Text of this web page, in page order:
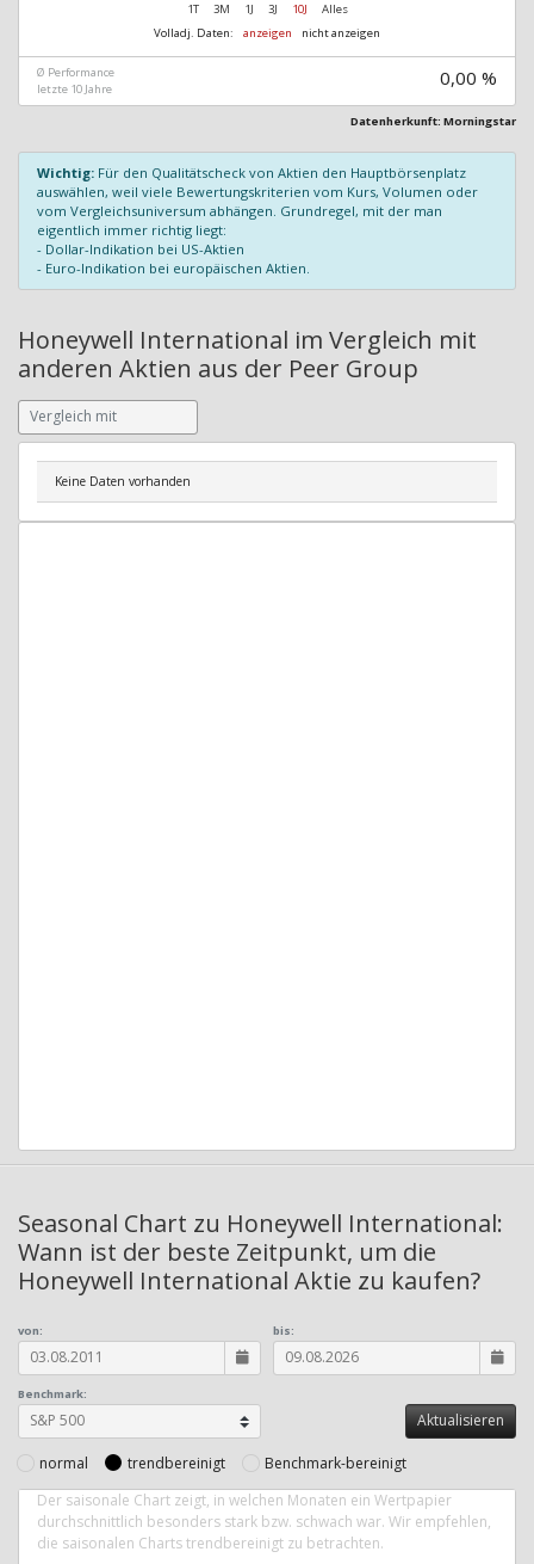
1T 3M 1J 3J 10J
Alles
Volladj. Daten:
anzeigen nicht anzeigen
Ø Performance
letzte 10 Jahre
0,00 %
Datenherkunft: Morningstar
Wichtig: Für den Qualitätscheck von Aktien den Hauptbörsenplatz
auswählen, weil viele Bewertungskriterien vom Kurs, Volumen oder
vom Vergleichsuniversum abhängen. Grundregel, mit der man
eigentlich immer richtig liegt:
- Dollar-Indikation bei US-Aktien
- Euro-Indikation bei europäischen Aktien.
Honeywell International im Vergleich mit
anderen Aktien aus der Peer Group
Keine Daten vorhanden
Seasonal Chart zu Honeywell International:
Wann ist der beste Zeitpunkt, um die
Honeywell International Aktie zu kaufen?
Benchmark:
von: bis:
normal trendbereinigt
Benchmark-bereinigt
Der saisonale Chart zeigt, in welchen Monaten ein Wertpapier
durchschnittlich besonders stark bzw. schwach war. Wir empfehlen,
die saisonalen Charts trendbereinigt zu betrachten.